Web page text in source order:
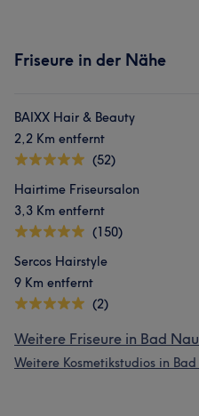
Friseure in der Nähe
BAIXX Hair & Beauty
2,2 Km entfernt
(52)
Hairtime Friseursalon
3,3 Km entfernt
(150)
Sercos Hairstyle
9 Km entfernt
(2)
Weitere Friseure in Bad
Weitere Kosmetikstudios in